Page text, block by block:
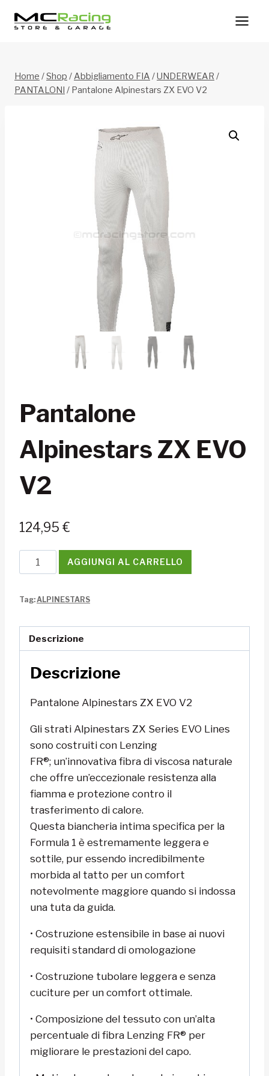
Home /Shop /Abbigliamento FIA /UNDERWEAR /
PANTALONI / Pantalone Alpinestars ZX EVO V2
Pantalone
Alpinestars ZX EVO
V2
124,95 €
Pantalone
Alpinestars
EVO
quantità
AGGIUNGI AL CARRELLO
Tag:ALPINESTARS
Descrizione
Descrizione
Pantalone Alpinestars ZX EVO V2
Gli strati Alpinestars ZX Series EVO Lines
sono costruiti con Lenzing
FR®; un’innovativa fibra di viscosa naturale
che offre un’eccezionale resistenza alla
fiamma e protezione contro il
trasferimento di calore.
Questa biancheria intima specifica per la
Formula 1 è estremamente leggera e
sottile, pur essendo incredibilmente
morbida al tatto per un comfort
notevolmente maggiore quando si indossa
una tuta da guida.
• Costruzione estensibile in base ai nuovi
requisiti standard di omologazione
• Costruzione tubolare leggera e senza
cuciture per un comfort ottimale.
• Composizione del tessuto con un’alta
percentuale di fibra Lenzing FR® per
migliorare le prestazioni del capo.